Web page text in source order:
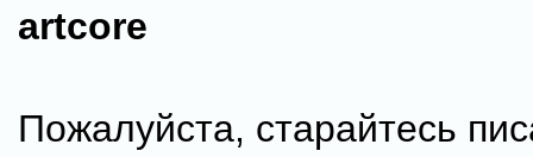
artcore
Пожалуйста, старайтесь